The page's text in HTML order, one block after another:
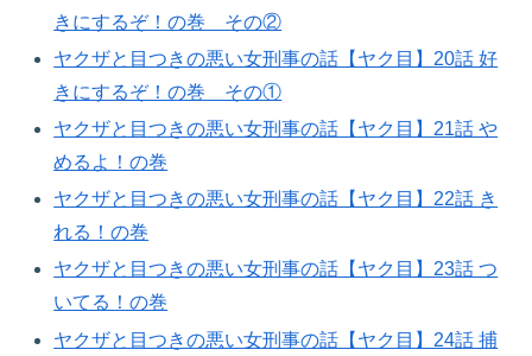
きにするぞ！の巻​ その②
ヤクザと目つきの悪い女刑事の話【ヤク目】20話 好
きにするぞ！の巻​ その①
ヤクザと目つきの悪い女刑事の話【ヤク目】21話 や
めるよ！の巻​
ヤクザと目つきの悪い女刑事の話【ヤク目】22話 き
れる！の巻​
ヤクザと目つきの悪い女刑事の話【ヤク目】23話 つ
いてる！の巻​
ヤクザと目つきの悪い女刑事の話【ヤク目】24話 捕